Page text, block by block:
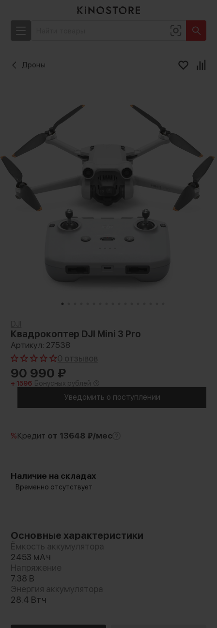
Дроны
Квадрокоптер DJI Mini 3 Pro
Артикул: 27538
0 отзывов
90 990 ₽
+ 1596 Бонусных рублей
Уведомить о поступлении
%Кредит от 13648 ₽/мес
Наличие на складах
Временно отсутствует
Основные характеристики
Ёмкость аккумулятора
2453 мАч
Напряжение
7.38 В
Энергия аккумулятора
28.4 Втч